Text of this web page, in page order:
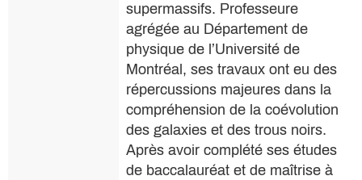
supermassifs. Professeure
agrégée au Département de
physique de l’Université de
Montréal, ses travaux ont eu des
répercussions majeures dans la
compréhension de la coévolution
des galaxies et des trous noirs.
Après avoir complété ses études
de baccalauréat et de maîtrise à